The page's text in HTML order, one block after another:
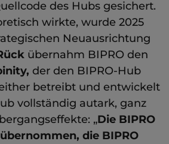
des Hubs gesichert.
wirkte, wurde 2025
Neuausrichtung
übernahm BIPRO den
der den BIPRO-Hub
betreibt und entwickelt
vollständig autark, ganz
„Die BIPRO
die BIPRO